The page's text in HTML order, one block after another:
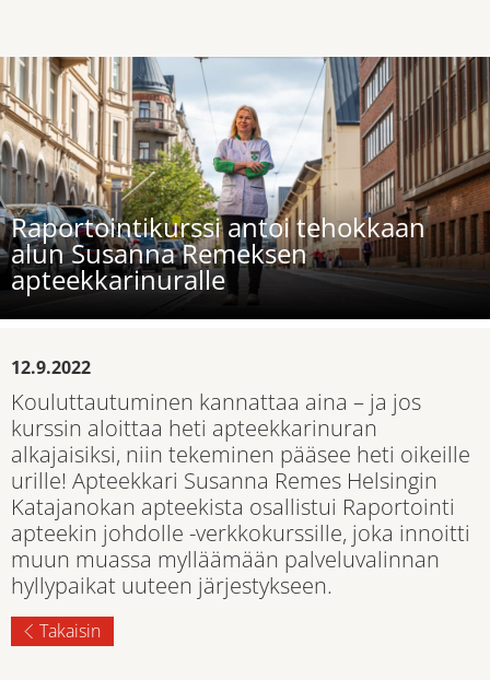
Raportointikurssi antoi tehokkaan
alun Susanna Remeksen
apteekkarinuralle
12.9.2022
Kouluttautuminen kannattaa aina – ja jos
kurssin aloittaa heti apteekkarinuran
alkajaisiksi, niin tekeminen pääsee heti oikeille
urille! Apteekkari Susanna Remes Helsingin
Katajanokan apteekista osallistui Raportointi
apteekin johdolle -verkkokurssille, joka innoitti
muun muassa mylläämään palveluvalinnan
hyllypaikat uuteen järjestykseen.
Takaisin